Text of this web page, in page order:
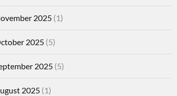
2025(1)
2025(5)
2025(5)
2025(1)